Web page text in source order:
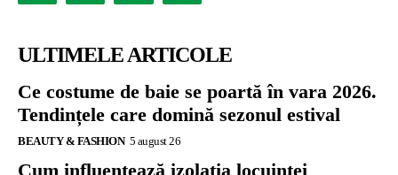
ULTIMELE ARTICOLE
Ce costume de baie se poartă în vara 2026.
Tendințele care domină sezonul estival
BEAUTY & FASHION 5 august 26
Cum influențează izolația locuinței